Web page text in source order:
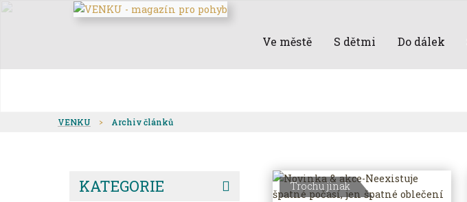
Ve městě S dětmi Do dálek
VENKU Archiv článků
KATEGORIE
Trochu jinak